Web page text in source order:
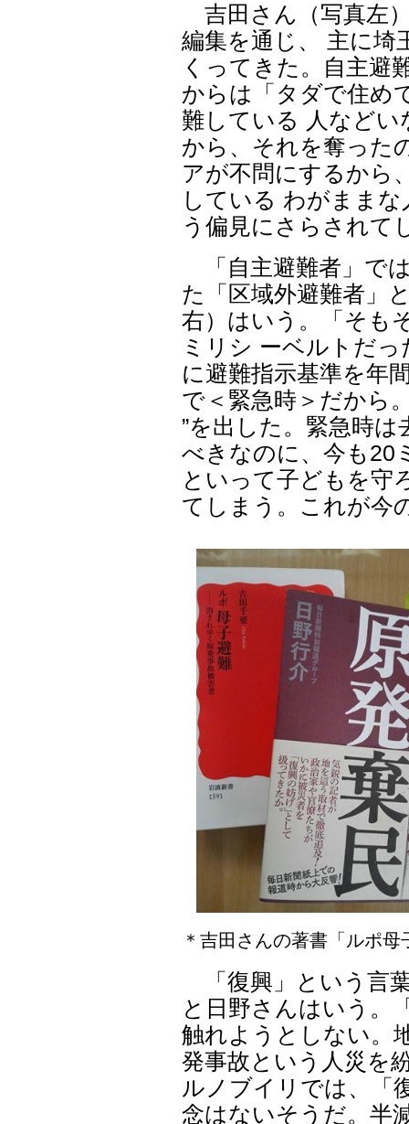
吉田さん（写真左
編集を通じ、 主に埼
くってきた。自主避
からは「タダで住め
難している 人などい
から、それを奪った
アが不問にするから
している わがまま
う偏見にさらされて
「自主避難者」で
た「区域外避難者」
右）はいう。「そも
ミリシ ーベルトだ
に避難指示基準を年
で＜緊急時＞だから
”を出した。緊急時
べきなのに、今も20
といって子どもを守
てしまう。これが今
＊吉田さんの著書「ルポ
「復興」という言
と日野さんはいう。
触れようとしない。
発事故という人災を
ルノブイリでは、「
念はないそうだ。半